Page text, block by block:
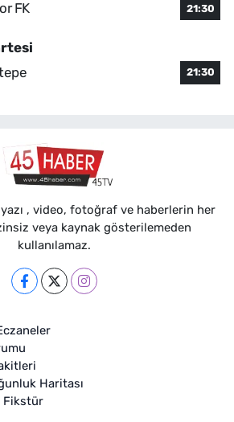
FK 21:30
21:30
, video, fotoğraf ve haberlerin her
veya kaynak gösterilemeden
kullanılamaz.
Haritası
Fikstür